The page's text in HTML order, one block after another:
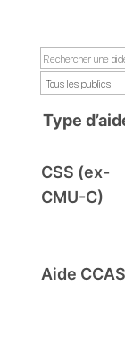
Type
CSS (ex-
CMU-C)
Aide CCAS